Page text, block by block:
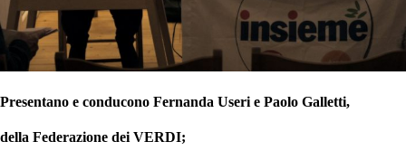
Presentano e conducono Fernanda Useri e Paolo Galletti,
della Federazione dei VERDI;